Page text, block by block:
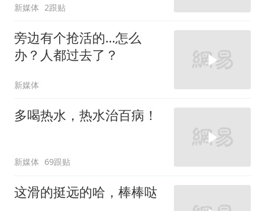
新媒体 2跟贴
旁边有个抢活的…怎么
办？人都过去了？
新媒体
多喝热水，热水治百病！
新媒体 69跟贴
这滑的挺远的哈，棒棒哒